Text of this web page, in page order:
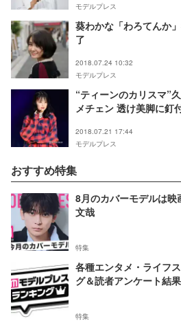
モデルプレス
葵わかな「わろてんか
了
2018.07.24 10:32
モデルプレス
“ティーンのカリスマ”
メチェン 透け美脚に釘
2018.07.21 17:44
モデルプレス
おすすめ特集
8月のカバーモデルは
文哉
特集
各種エンタメ・ライフ
グ＆読者アンケート結
特集